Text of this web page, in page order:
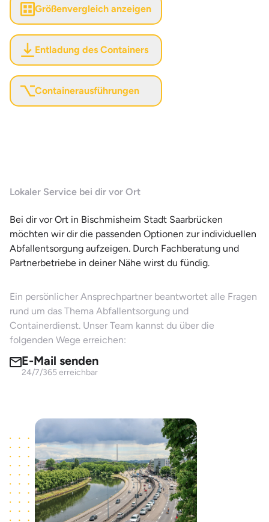
Größenvergleich anzeigen
Entladung des Containers
Containerausführungen
Lokaler Service bei dir vor Ort
Bei dir vor Ort in Bischmisheim Stadt Saarbrücken
möchten wir dir die passenden Optionen zur individuellen
Abfallentsorgung aufzeigen. Durch Fachberatung und
Partnerbetriebe in deiner Nähe wirst du fündig.
Ein persönlicher Ansprechpartner beantwortet alle Fragen
rund um das Thema Abfallentsorgung und
Containerdienst. Unser Team kannst du über die
folgenden Wege erreichen:
E-Mail senden
24/7/365 erreichbar